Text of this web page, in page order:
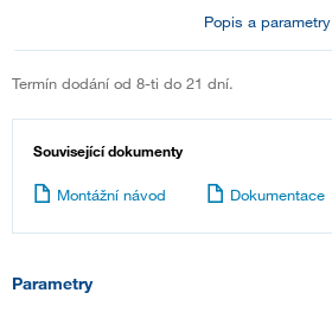
Popis a parametry
Termín dodání od 8-ti do 21 dní.
Související dokumenty
Montážní návod Dokumentace
Parametry